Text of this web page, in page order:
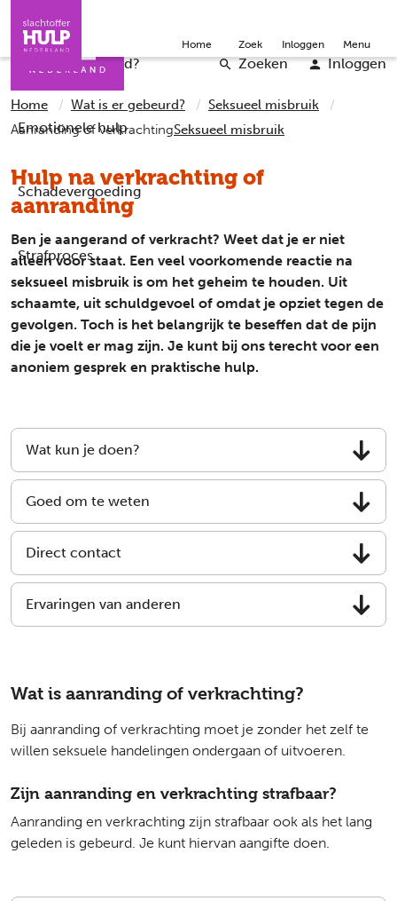
Iemand helpen Word vrijwilliger English
Wat is er gebeurd?
Emotionele hulp
Schadevergoeding
Strafproces
Zoeken Inloggen
Home Zoek Inloggen Menu
Home Wat is er gebeurd?
Seksueel misbruik
Aanranding of verkrachtingSeksueel misbruik
Hulp na verkrachting of
aanranding
Ben je aangerand of verkracht? Weet dat je er niet
alleen voor staat. Een veel voorkomende reactie na
seksueel misbruik is om het geheim te houden. Uit
schaamte, uit schuldgevoel of omdat je opziet tegen de
gevolgen. Toch is het belangrijk te beseffen dat de pijn
die je voelt er mag zijn. Je kunt bij ons terecht voor een
anoniem gesprek en praktische hulp.
Wat kun je doen?
Goed om te weten
Direct contact
Ervaringen van anderen
Wat is aanranding of verkrachting?
Bij aanranding of verkrachting moet je zonder het zelf te
willen seksuele handelingen ondergaan of uitvoeren.
Zijn aanranding en verkrachting strafbaar?
Aanranding en verkrachting zijn strafbaar ook als het lang
geleden is gebeurd. Je kunt hiervan aangifte doen.